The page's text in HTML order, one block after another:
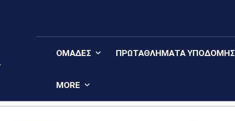
ΟΜΆΔΕΣ ΠΡΩΤΑΘΛΉΜΑΤΑ YΠΟΔΟΜΉΣ
MORE